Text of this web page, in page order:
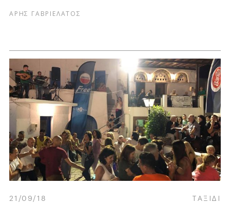
ΑΡΗΣ ΓΑΒΡΙΕΛΑΤΟΣ
21/09/18 ΤΑΞΙΔΙ